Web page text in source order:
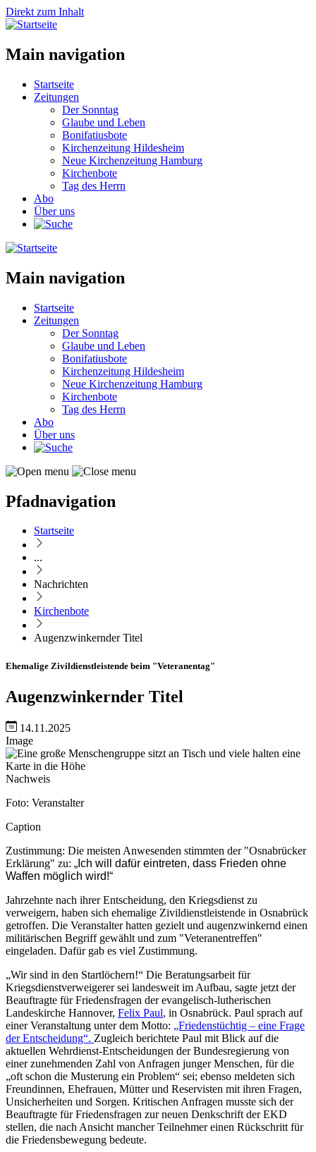
Direkt zum Inhalt
Main navigation
Startseite
Zeitungen
Der Sonntag
Glaube und Leben
Bonifatiusbote
Kirchenzeitung Hildesheim
Neue Kirchenzeitung Hamburg
Kirchenbote
Tag des Herrn
Abo
Über uns
Main navigation
Startseite
Zeitungen
Der Sonntag
Glaube und Leben
Bonifatiusbote
Kirchenzeitung Hildesheim
Neue Kirchenzeitung Hamburg
Kirchenbote
Tag des Herrn
Abo
Über uns
Pfadnavigation
Startseite
...
Nachrichten
Kirchenbote
Augenzwinkernder Titel
Ehemalige Zivildienstleistende beim "Veteranentag"
Augenzwinkernder Titel
14.11.2025
Image
Nachweis
Foto: Veranstalter
Caption
Zustimmung: Die meisten Anwesenden stimmten der "Osnabrücker
Erklärung" zu: „Ich will dafür eintreten, dass Frieden ohne
Waffen möglich wird!“
Jahrzehnte nach ihrer Entscheidung, den Kriegsdienst zu
verweigern, haben sich ehemalige Zivildienstleistende in Osnabrück
getroffen. Die Veranstalter hatten gezielt und augenzwinkernd einen
militärischen Begriff gewählt und zum "Veteranentreffen"
eingeladen. Dafür gab es viel Zustimmung.
„Wir sind in den Startlöchern!“ Die Beratungsarbeit für
Kriegsdienstverweigerer sei landesweit im Aufbau, sagte jetzt der
Beauftragte für Friedensfragen der evangelisch-lutherischen
Landeskirche Hannover, Felix Paul, in Osnabrück. Paul sprach auf
einer Veranstaltung unter dem Motto: „Friedenstüchtig – eine Frage
der Entscheidung“. Zugleich berichtete Paul mit Blick auf die
aktuellen Wehrdienst-Entscheidungen der Bundesregierung von
einer zunehmenden Zahl von Anfragen junger Menschen, für die
„oft schon die Musterung ein Problem“ sei; ebenso meldeten sich
Freundinnen, Ehefrauen, Mütter und Reservisten mit ihren Fragen,
Unsicherheiten und Sorgen. Kritischen Anfragen musste sich der
Beauftragte für Friedensfragen zur neuen Denkschrift der EKD
stellen, die nach Ansicht mancher Teilnehmer einen Rückschritt für
die Friedensbewegung bedeute.